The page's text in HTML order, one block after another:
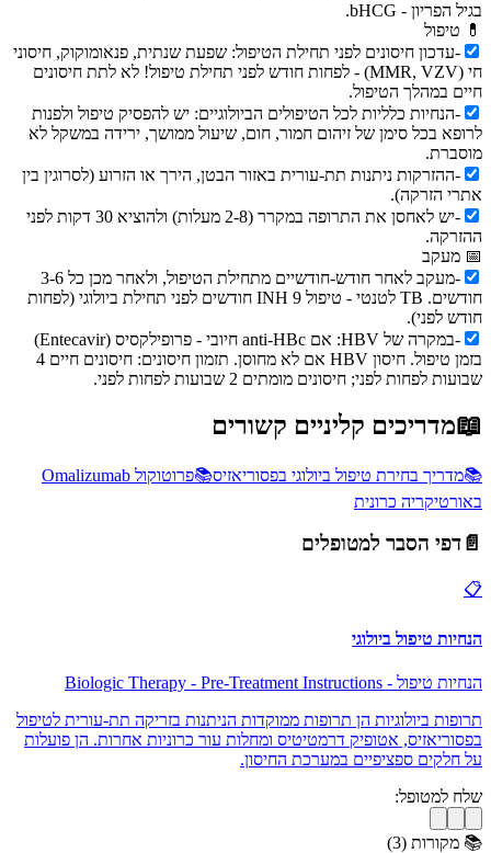
בגיל הפריון - bHCG.
💊 טיפול
-עדכון חיסונים לפני תחילת הטיפול: שפעת שנתית, פנאומוקוק, חיסוני
חי (MMR, VZV) - לפחות חודש לפני תחילת טיפול! לא לתת חיסונים
חיים במהלך הטיפול.
-הנחיות כלליות לכל הטיפולים הביולוגיים: יש להפסיק טיפול ולפנות
לרופא בכל סימן של זיהום חמור, חום, שיעול ממושך, ירידה במשקל לא
מוסברת.
-ההזרקות ניתנות תת-עורית באזור הבטן, הירך או הזרוע (לסרוגין בין
אתרי הזרקה).
-
יש לאחסן את התרופה במקרר (2-8 מעלות) ולהוציא 30 דקות לפני
ההזרקה.
📅 מעקב
-
מעקב לאחר חודש-חודשיים מתחילת הטיפול, ולאחר מכן כל 3-6
חודשים. TB לטנטי - טיפול INH 9 חודשים לפני תחילת ביולוגי (לפחות
חודש לפני).
-
במקרה של HBV: אם anti-HBc חיובי - פרופילקסיס (Entecavir)
בזמן טיפול. חיסון HBV אם לא מחוסן. תזמון חיסונים: חיסונים חיים 4
שבועות לפחות לפני; חיסונים מומתים 2 שבועות לפחות לפני.
📖מדריכים קליניים קשורים
📚מדריך בחירת טיפול ביולוגי בפסוריאזיס📚
פרוטוקול Omalizumab
באורטיקריה כרונית
📄דפי הסבר למטופלים
📋
הנחיות טיפול ביולוגי
הנחיות טיפול -
Biologic Therapy - Pre-Treatment Instructions
תרופות ביולוגיות הן תרופות ממוקדות הניתנות בזריקה תת-עורית לטיפול
בפסוריאזיס, אטופיק דרמטיטיס ומחלות עור כרוניות אחרות. הן פועלות
על חלקים ספציפיים במערכת החיסון.
שלח למטופל:
📚 מקורות (3
)